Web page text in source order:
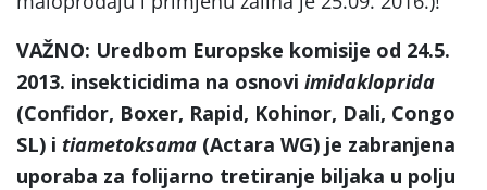
VAŽNO: Uredbom Europske komisije od 24.5.
2013. insekticidima na osnovi imidakloprida
(Confidor, Boxer, Rapid, Kohinor, Dali, Congo
SL) i tiametoksama (Actara WG) je zabranjena
uporaba za folijarno tretiranje biljaka u polju